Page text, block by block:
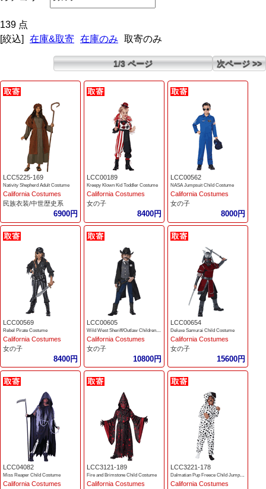
139 点
[絞込]
在庫&取寄 在庫のみ 取寄のみ
1/3 ページ 次ページ >>
LCC5225-169
Nativity Shepherd Adult Costume
California Costumes
民族衣装/中世歴史系
6900円
LCC00189
Kreepy Klown Kid Toddler Costume
California Costumes
女の子
8400円
LCC00562
NASA Jumpsuit Child Costume
California Costumes
女の子
8000円
LCC00569
Rebel Pirate Costume
California Costumes
女の子
8400円
LCC00605
Wild West Sheriff/Outlaw Children Costume
California Costumes
女の子
10800円
LCC00654
Deluxe Samurai Child Costume
California Costumes
女の子
15600円
LCC04082
Miss Reaper Child Costume
California Costumes
LCC3121-189
Fire and Brimstone Child Costume
California Costumes
LCC3221-178
Dalmatian Pup Freece Child Jumpsuit
California Costumes